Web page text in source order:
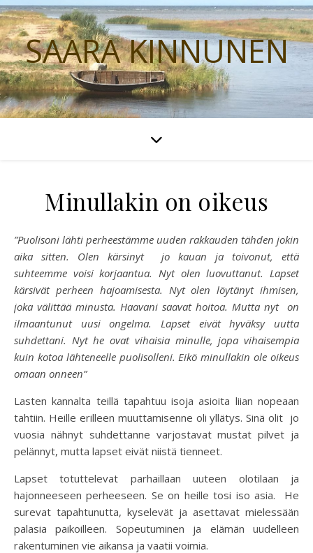
SAARA KINNUNEN
Minullakin on oikeus
”Puolisoni lähti perheestämme uuden rakkauden tähden jokin
aika sitten. Olen kärsinyt jo kauan ja toivonut, että
suhteemme voisi korjaantua. Nyt olen luovuttanut. Lapset
kärsivät perheen hajoamisesta. Nyt olen löytänyt ihmisen,
joka välittää minusta. Haavani saavat hoitoa. Mutta nyt on
ilmaantunut uusi ongelma. Lapset eivät hyväksy uutta
suhdettani. Nyt he ovat vihaisia minulle, jopa vihaisempia
kuin kotoa lähteneelle puolisolleni. Eikö minullakin ole oikeus
omaan onneen”
Lasten kannalta teillä tapahtuu isoja asioita liian nopeaan
tahtiin. Heille erilleen muuttamisenne oli yllätys. Sinä olit jo
vuosia nähnyt suhdettanne varjostavat mustat pilvet ja
pelännyt, mutta lapset eivät niistä tienneet.
Lapset totuttelevat parhaillaan uuteen olotilaan ja
hajonneeseen perheeseen. Se on heille tosi iso asia. He
surevat tapahtunutta, kyselevät ja asettavat mielessään
palasia paikoilleen. Sopeutuminen ja elämän uudelleen
rakentuminen vie aikansa ja vaatii voimia.